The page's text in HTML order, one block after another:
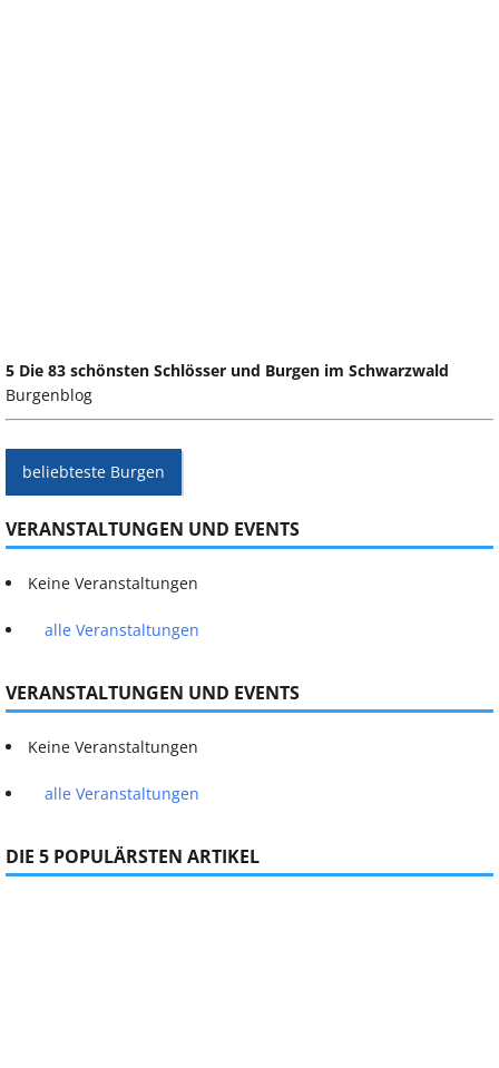
5 Die 83 schönsten Schlösser und Burgen im Schwarzwald
Burgenblog
beliebteste Burgen
VERANSTALTUNGEN UND EVENTS
Keine Veranstaltungen
alle Veranstaltungen
VERANSTALTUNGEN UND EVENTS
Keine Veranstaltungen
alle Veranstaltungen
DIE 5 POPULÄRSTEN ARTIKEL